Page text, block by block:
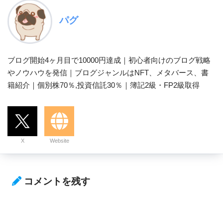
パグ
ブログ開始4ヶ月目で10000円達成｜初心者向けのブログ戦略
やノウハウを発信｜ブログジャンルはNFT、メタバース、書
籍紹介｜個別株70％,投資信託30％｜簿記2級・FP2級取得
X Website
コメントを残す